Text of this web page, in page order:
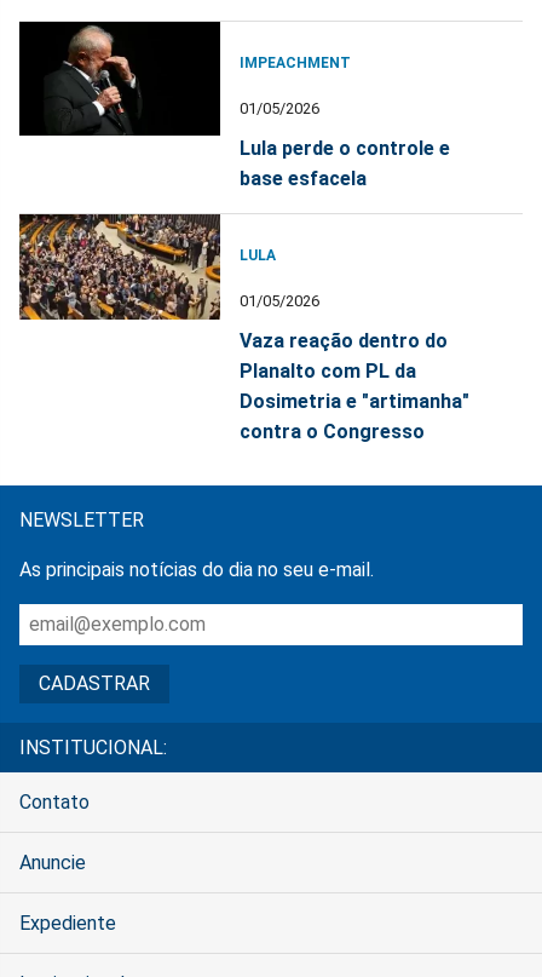
IMPEACHMENT
01/05/2026
Lula perde o controle e
base esfacela
LULA
01/05/2026
Vaza reação dentro do
Planalto com PL da
Dosimetria e "artimanha"
contra o Congresso
NEWSLETTER
As principais notícias do dia no seu e-mail.
INSTITUCIONAL:
Contato
Anuncie
Expediente